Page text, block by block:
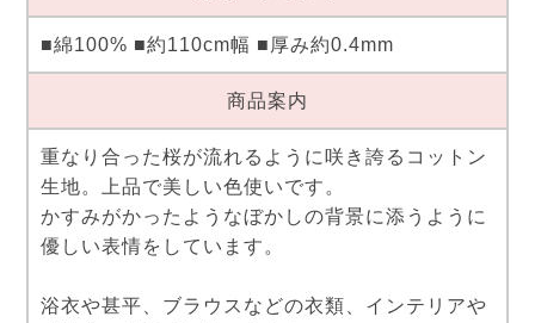
■綿100% ■約110cm幅 ■厚み約0.4mm
商品案内
重なり合った桜が流れるように咲き誇るコットン
生地。上品で美しい色使いです。
かすみがかったようなぼかしの背景に添うように
優しい表情をしています。
浴衣や甚平、ブラウスなどの衣類、インテリアや